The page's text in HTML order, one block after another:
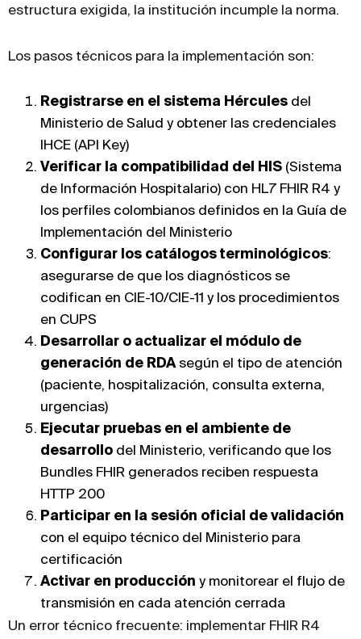
estructura exigida, la institución incumple la norma.
Los pasos técnicos para la implementación son:
Registrarse en el sistema Hércules del
Ministerio de Salud y obtener las credenciales
IHCE (API Key)
Verificar la compatibilidad del HIS (Sistema
de Información Hospitalario) con HL7 FHIR R4 y
los perfiles colombianos definidos en la Guía de
Implementación del Ministerio
Configurar los catálogos terminológicos:
asegurarse de que los diagnósticos se
codifican en CIE-10/CIE-11 y los procedimientos
en CUPS
Desarrollar o actualizar el módulo de
generación de RDA según el tipo de atención
(paciente, hospitalización, consulta externa,
urgencias)
Ejecutar pruebas en el ambiente de
desarrollo del Ministerio, verificando que los
Bundles FHIR generados reciben respuesta
HTTP 200
Participar en la sesión oficial de validación
con el equipo técnico del Ministerio para
certificación
Activar en producción y monitorear el flujo de
transmisión en cada atención cerrada
Un error técnico frecuente: implementar FHIR R4